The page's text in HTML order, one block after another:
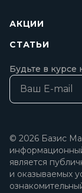
АКЦИИ
СТАТЬИ
Будьте в
© 2026 Базис
является
и оказываемых